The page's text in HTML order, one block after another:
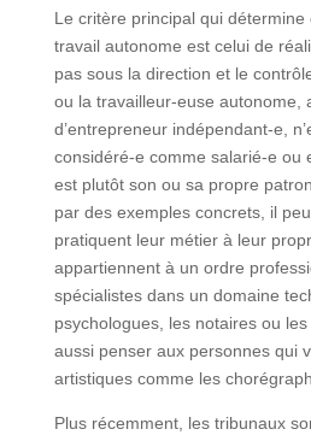
Le critère principal qui détermine
travail autonome est celui de
pas sous la direction et le
ou la travailleur-euse autonome,
d’entrepreneur indépendant-e,
considéré-e comme salarié-e ou
est plutôt son ou sa propre
par des exemples concrets, il
pratiquent leur métier à leur
appartiennent à un ordre
spécialistes dans un domaine
psychologues, les notaires ou
aussi penser aux personnes qui
artistiques comme les
Plus récemment, les tribunaux